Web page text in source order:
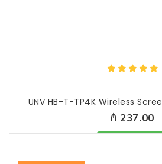
UNV HB-T-TP4K Wireless
₼ 237.00
Məhsul